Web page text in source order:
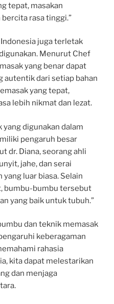
tepat, masakan
rasa tinggi.”
juga terletak
Menurut Chef
yang benar dapat
autentik dari setiap bahan
yang tepat,
lebih nikmat dan lezat.
digunakan dalam
pengaruh besar
dr. Diana, seorang ahli
jahe, dan serai
luar biasa. Selain
bumbu-bumbu tersebut
yang baik untuk tubuh.”
dan teknik memasak
keberagaman
rahasia
kita dapat melestarikan
dan menjaga